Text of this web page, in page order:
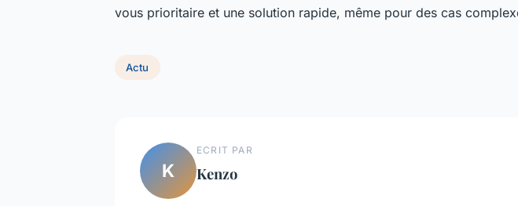
vous prioritaire et une solution rapide, même pour des cas
Actu
K
ECRIT PAR
Kenzo